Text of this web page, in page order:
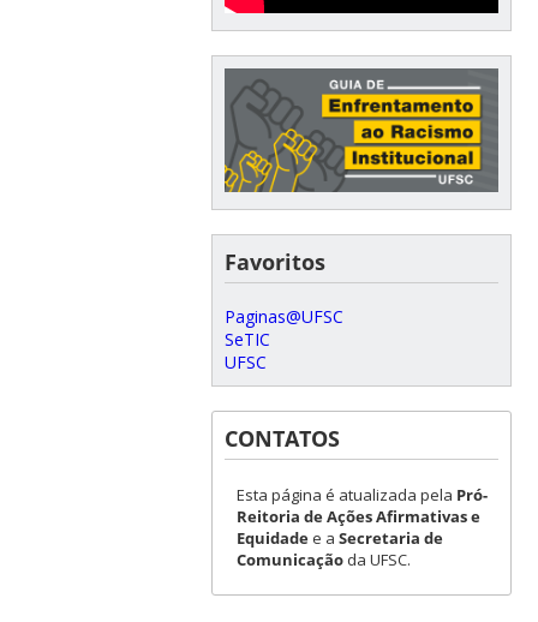
Favoritos
Paginas@UFSC
SeTIC
UFSC
CONTATOS
Esta página é atualizada pela Pró-
Reitoria de Ações Afirmativas e
Equidadee a Secretaria de
Comunicaçãoda UFSC.